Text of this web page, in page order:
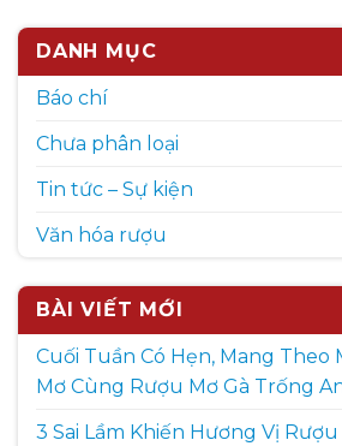
DANH MỤC
Báo chí
Chưa phân loại
Tin tức – Sự kiện
Văn hóa rượu
BÀI VIẾT MỚI
Cuối Tuần Có Hẹn, Mang Theo
Mơ Cùng Rượu Mơ Gà Trống
3 Sai Lầm Khiến Hương Vị